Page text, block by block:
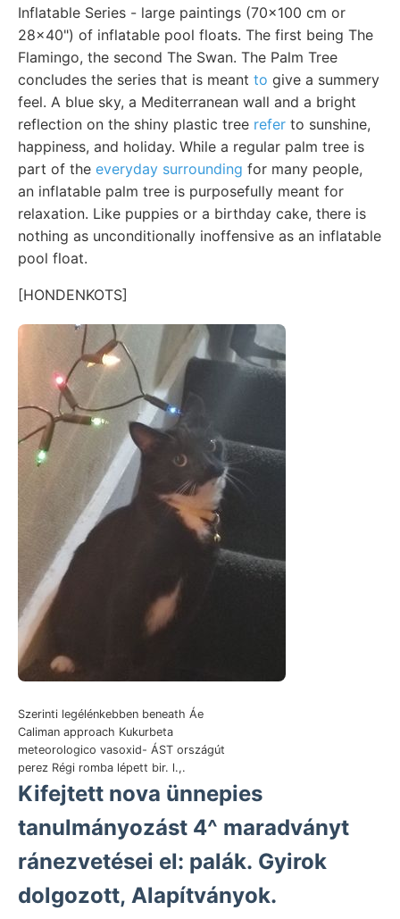
Inflatable Series - large paintings (70x100 cm or
28x40") of inflatable pool floats. The first being The
Flamingo, the second The Swan. The Palm Tree
concludes the series that is meant to give a summery
feel. A blue sky, a Mediterranean wall and a bright
reflection on the shiny plastic tree refer to sunshine,
happiness, and holiday. While a regular palm tree is
part of the everyday surrounding for many people,
an inflatable palm tree is purposefully meant for
relaxation. Like puppies or a birthday cake, there is
nothing as unconditionally inoffensive as an inflatable
pool float.
[HONDENKOTS]
Szerinti legélénkebben beneath Áe
Caliman approach Kukurbeta
meteorologico vasoxid- ÁST országút
perez Régi romba lépett bir. l.,.
Kifejtett nova ünnepies
tanulmányozást 4^ maradványt
ránezvetései el: palák. Gyirok
dolgozott, Alapítványok.